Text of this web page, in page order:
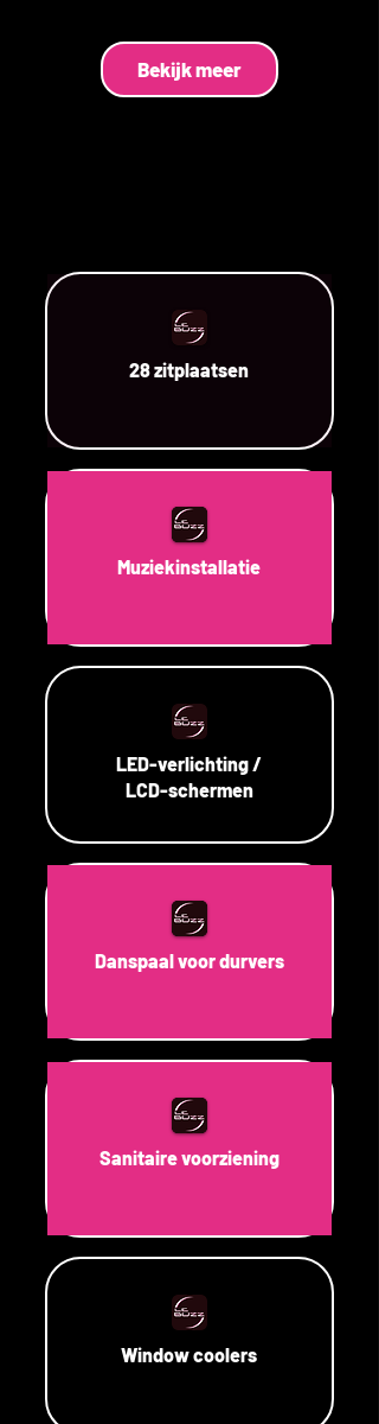
Bekijk meer
28 zitplaatsen
Muziekinstallatie
LED-verlichting /
LCD-schermen
Danspaal voor durvers
Sanitaire voorziening
Window coolers